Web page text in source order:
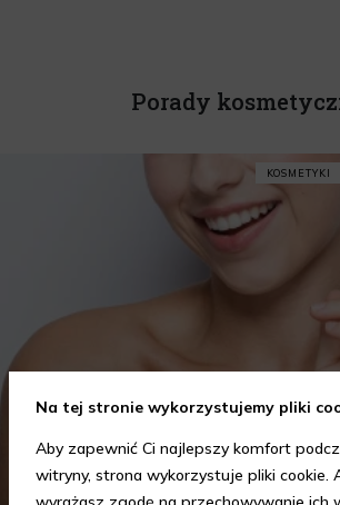
Porady
KOSMETYKI
Na tej stronie wykorzystujemy pliki
Aby zapewnić Ci najlepszy komfort
witryny, strona wykorzystuje pliki cookie.